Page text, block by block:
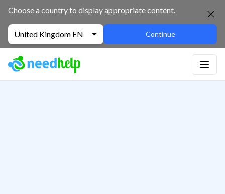
Choose a country to display appropriate content.
United Kingdom EN Continue